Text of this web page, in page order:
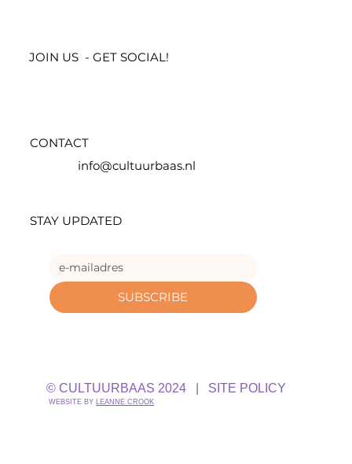
© CULTUURBAAS 2024 | SITE POLICY
WEBSITE BY LEANNE CROOK
CONTACT
info@cultuurbaas.nl
SUBSCRIBE
STAY UPDATED
JOIN US - GET SOCIAL!